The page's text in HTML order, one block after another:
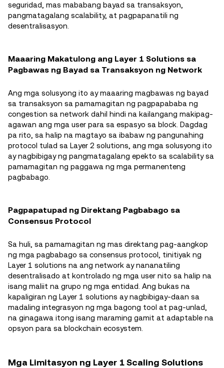
seguridad, mas mababang bayad sa transaksyon,
pangmatagalang scalability, at pagpapanatili ng
desentralisasyon.
Maaaring Makatulong ang Layer 1 Solutions sa
Pagbawas ng Bayad sa Transaksyon ng Network
Ang mga solusyong ito ay maaaring magbawas ng bayad
sa transaksyon sa pamamagitan ng pagpapababa ng
congestion sa network dahil hindi na kailangang makipag-
agawan ang mga user para sa espasyo sa block. Dagdag
pa rito, sa halip na magtayo sa ibabaw ng pangunahing
protocol tulad sa Layer 2 solutions, ang mga solusyong ito
ay nagbibigay ng pangmatagalang epekto sa scalability sa
pamamagitan ng paggawa ng mga permanenteng
pagbabago.
Pagpapatupad ng Direktang Pagbabago sa
Consensus Protocol
Sa huli, sa pamamagitan ng mas direktang pag-aangkop
ng mga pagbabago sa consensus protocol, tinitiyak ng
Layer 1 solutions na ang network ay nananatiling
desentralisado at kontrolado ng mga user nito sa halip na
isang maliit na grupo ng mga entidad. Ang bukas na
kapaligiran ng Layer 1 solutions ay nagbibigay-daan sa
madaling integrasyon ng mga bagong tool at pag-unlad,
na ginagawa itong isang maraming gamit at adaptable na
opsyon para sa blockchain ecosystem.
Mga Limitasyon ng Layer 1 Scaling Solutions